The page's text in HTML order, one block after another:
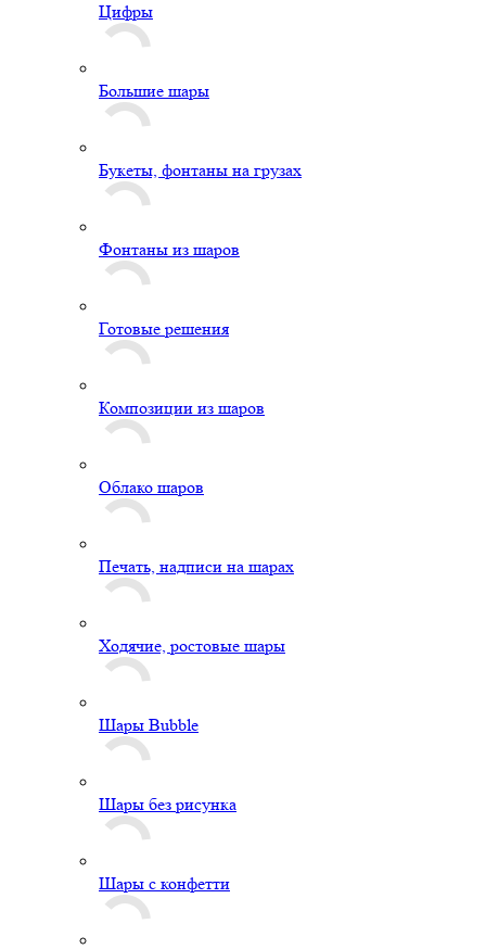
Цифры
Большие шары
Букеты, фонтаны на грузах
Фонтаны из шаров
Готовые решения
Композиции из шаров
Облако шаров
Печать, надписи на шарах
Ходячие, ростовые шары
Шары Bubble
Шары без рисунка
Шары с конфетти